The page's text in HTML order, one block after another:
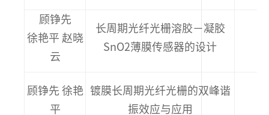
顾铮先
徐艳平 赵晓
云
长周期光纤光栅溶胶－凝胶
SnO2薄膜传感器的设计
顾铮先 徐艳
平
镀膜长周期光纤光栅的双峰谐
振效应与应用